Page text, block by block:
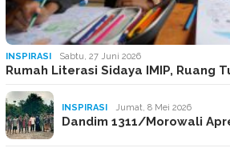
INSPIRASI Sabtu, 27 Juni 2026
Rumah Literasi Sidaya IMIP, Ruang
INSPIRASI Jumat, 8 Mei 2026
Dandim 1311/Morowali